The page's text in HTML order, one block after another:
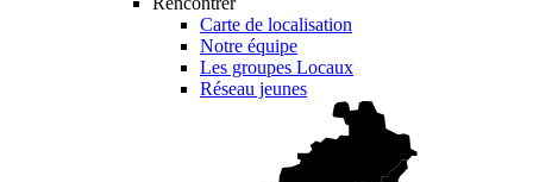
Carte de localisation
Notre équipe
Les groupes Locaux
Réseau jeunes